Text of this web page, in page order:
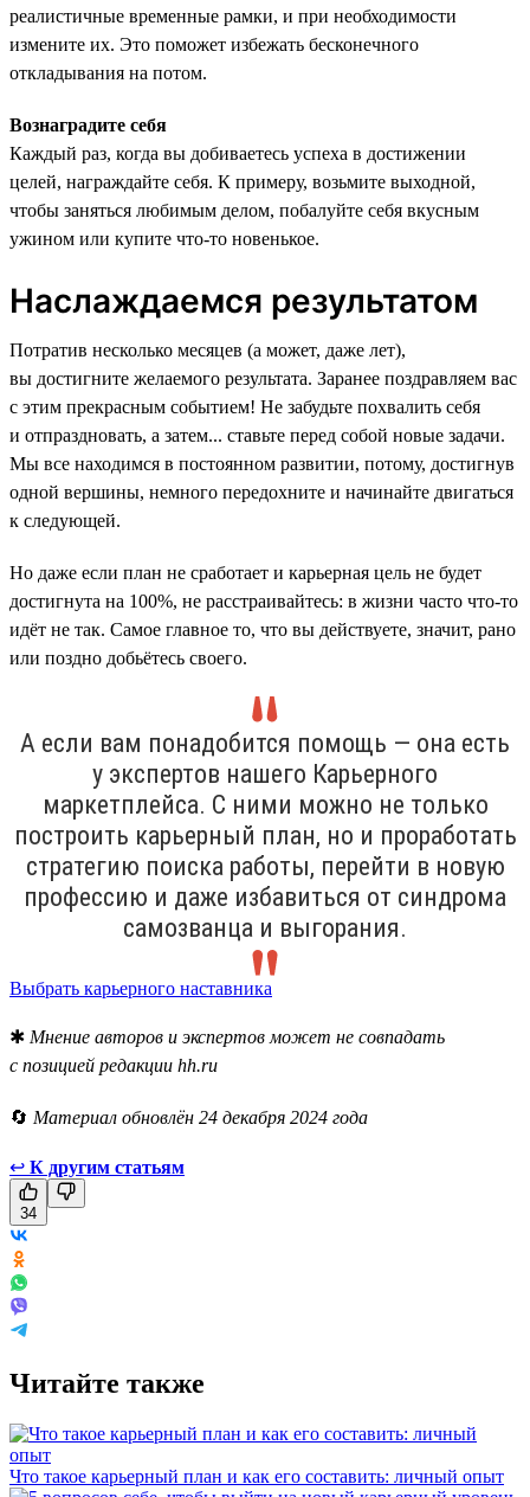
реалистичные временные рамки, и при необходимости
измените их. Это поможет избежать бесконечного
откладывания на потом.
Вознаградите себя
Каждый раз, когда вы добиваетесь успеха в достижении
целей, награждайте себя. К примеру, возьмите выходной,
чтобы заняться любимым делом, побалуйте себя вкусным
ужином или купите что-то новенькое.
Наслаждаемся результатом
Потратив несколько месяцев (а может, даже лет),
вы достигните желаемого результата. Заранее поздравляем вас
с этим прекрасным событием! Не забудьте похвалить себя
и отпраздновать, а затем... ставьте перед собой новые задачи.
Мы все находимся в постоянном развитии, потому, достигнув
одной вершины, немного передохните и начинайте двигаться
к следующей.
Но даже если план не сработает и карьерная цель не будет
достигнута на 100%, не расстраивайтесь: в жизни часто что-то
идёт не так. Самое главное то, что вы действуете, значит, рано
или поздно добьётесь своего.
А если вам понадобится помощь — она есть
у экспертов нашего Карьерного
маркетплейса. С ними можно не только
построить карьерный план, но и проработать
стратегию поиска работы, перейти в новую
профессию и даже избавиться от синдрома
самозванца и выгорания.
Выбрать карьерного наставника
✱ Мнение авторов и экспертов может не совпадать
с позицией редакции hh.ru
🔄 Материал обновлён 24 декабря 2024 года
↩ К другим статьям
34
Читайте также
Что такое карьерный план и как его составить: личный опыт